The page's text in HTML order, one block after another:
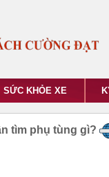
SỨC KHỎE XE
tìm phụ tùng gì?